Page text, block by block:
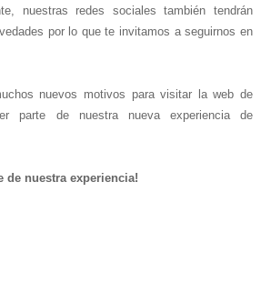
nuestras redes sociales también tendrán
por lo que te invitamos a seguirnos en
nuevos motivos para visitar la web de
parte de nuestra nueva experiencia de
de nuestra experiencia!